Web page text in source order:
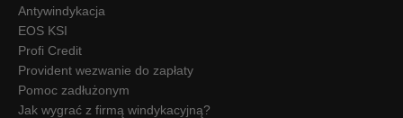
Antywindykacja
EOS KSI
Profi Credit
Provident wezwanie do zapłaty
Pomoc zadłużonym
Jak wygrać z firmą windykacyjną?